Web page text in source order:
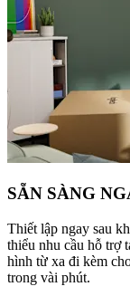
SẴN SÀNG
Thiết lập ngay sau
thiểu nhu cầu hỗ trợ
hình từ xa đi kèm
trong vài phút.